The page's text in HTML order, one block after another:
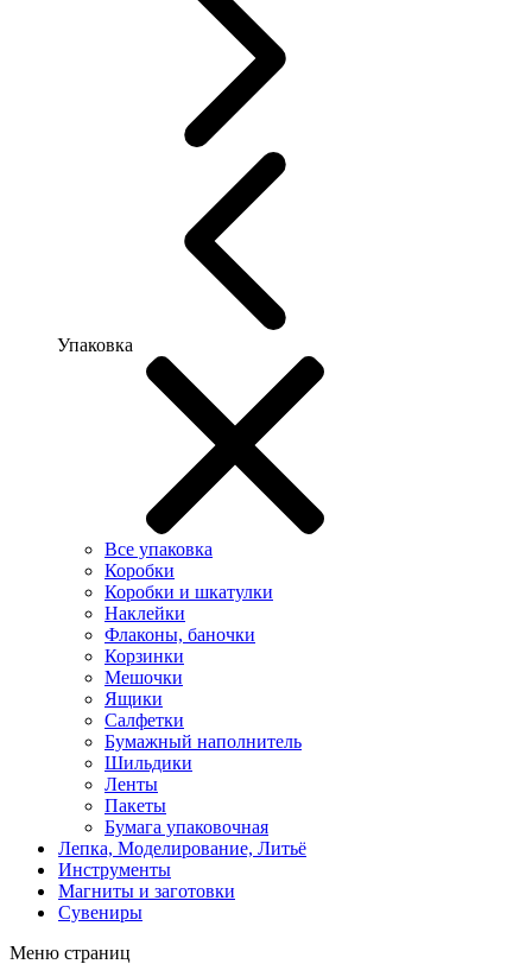
Упаковка
Все упаковка
Коробки
Коробки и шкатулки
Наклейки
Флаконы, баночки
Корзинки
Мешочки
Ящики
Салфетки
Бумажный наполнитель
Шильдики
Ленты
Пакеты
Бумага упаковочная
Лепка, Моделирование, Литьё
Инструменты
Магниты и заготовки
Сувениры
Меню страниц